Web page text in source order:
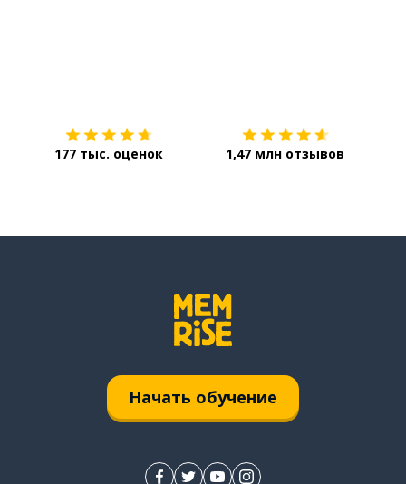
177 тыс. оценок 1,47 млн отзывов
Начать обучение